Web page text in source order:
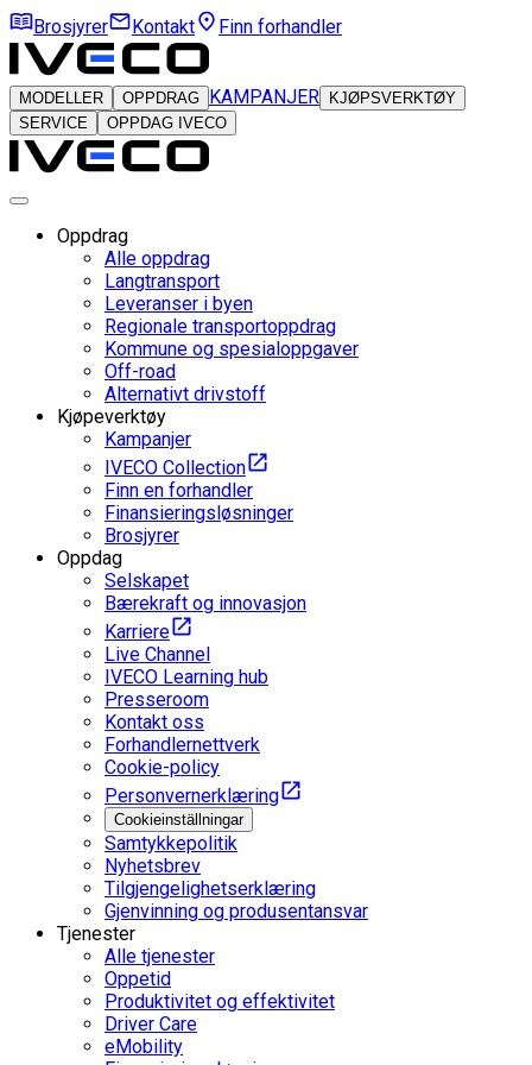
Brosjyrer Kontakt Finn forhandler
MODELLER OPPDRAG KAMPANJER
KJØPSVERKTØY
SERVICE
OPPDAG IVECO
Oppdrag
Alle oppdrag
Langtransport
Leveranser i byen
Regionale transportoppdrag
Kommune og spesialoppgaver
Off-road
Alternativt drivstoff
Kjøpeverktøy
Kampanjer
IVECO Collection
Finn en forhandler
Finansieringsløsninger
Brosjyrer
Oppdag
Selskapet
Bærekraft og innovasjon
Karriere
Live Channel
IVECO Learning hub
Presseroom
Kontakt oss
Forhandlernettverk
Cookie-policy
Personvernerklæring
Cookieinställningar
Samtykkepolitik
Nyhetsbrev
Tilgjengelighetserklæring
Gjenvinning og produsentansvar
Tjenester
Alle tjenester
Oppetid
Produktivitet og effektivitet
Driver Care
eMobility